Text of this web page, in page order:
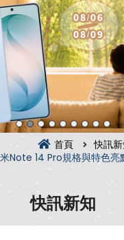
首頁 快訊
米Note 14 Pro規格與特色
快訊新知